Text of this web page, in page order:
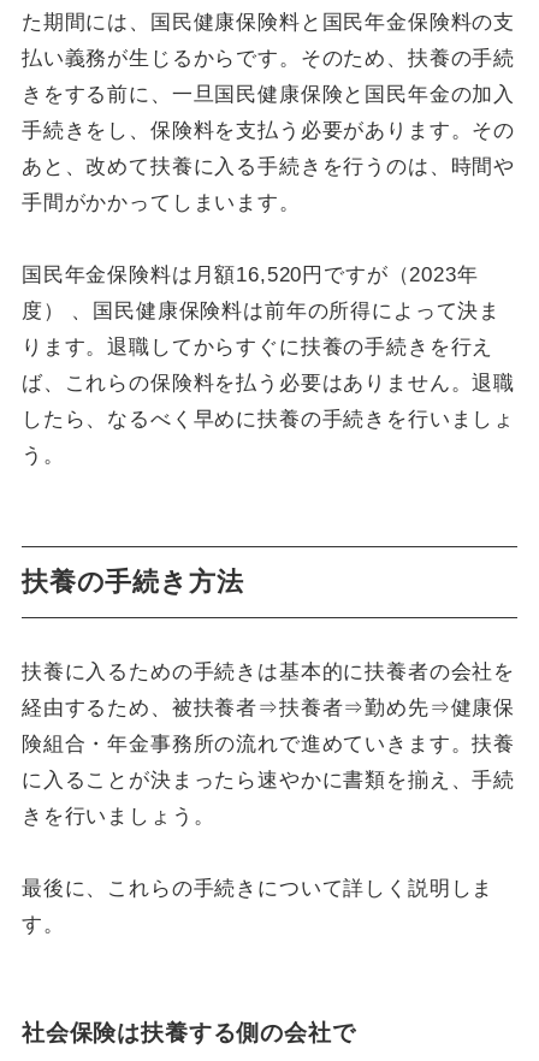
た期間には、国民健康保険料と国民年金保険料の支
払い義務が生じるからです。そのため、扶養の手続
きをする前に、一旦国民健康保険と国民年金の加入
手続きをし、保険料を支払う必要があります。その
あと、改めて扶養に入る手続きを行うのは、時間や
手間がかかってしまいます。
国民年金保険料は月額16,520円ですが（2023年
度） 、国民健康保険料は前年の所得によって決ま
ります。退職してからすぐに扶養の手続きを行え
ば、これらの保険料を払う必要はありません。退職
したら、なるべく早めに扶養の手続きを行いましょ
う。
扶養の手続き方法
扶養に入るための手続きは基本的に扶養者の会社を
経由するため、被扶養者⇒扶養者⇒勤め先⇒健康保
険組合・年金事務所の流れで進めていきます。扶養
に入ることが決まったら速やかに書類を揃え、手続
きを行いましょう。
最後に、これらの手続きについて詳しく説明しま
す。
社会保険は扶養する側の会社で